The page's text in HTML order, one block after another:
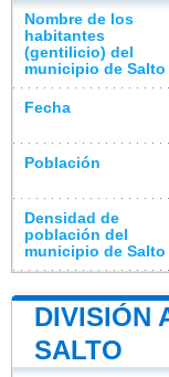
Nombre de los
habitantes
(gentilicio) del
municipio de Salto
Fecha
Población
Densidad de
población del
municipio de Salto
DIVISIÓN
SALTO